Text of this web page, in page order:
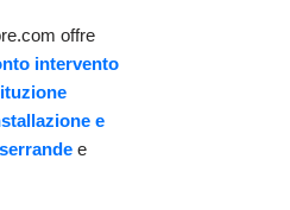
offre
intervento
e
e